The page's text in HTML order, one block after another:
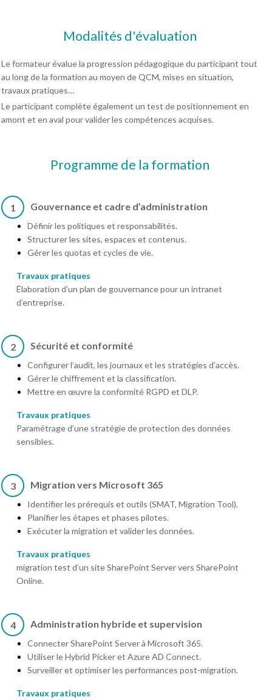
Modalités d'évaluation
Le formateur évalue la progression pédagogique du participant tout
au long de la formation au moyen de QCM, mises en situation,
travaux pratiques…
Le participant complète également un test de positionnement en
amont et en aval pour valider les compétences acquises.
Programme de la formation
1 Gouvernance et cadre d’administration
Définir les politiques et responsabilités.
Structurer les sites, espaces et contenus.
Gérer les quotas et cycles de vie.
Travaux pratiques
Élaboration d’un plan de gouvernance pour un intranet
d’entreprise.
2 Sécurité et conformité
Configurer l’audit, les journaux et les stratégies d’accès.
Gérer le chiffrement et la classification.
Mettre en œuvre la conformité RGPD et DLP.
Travaux pratiques
Paramétrage d’une stratégie de protection des données
sensibles.
3 Migration vers Microsoft 365
Identifier les prérequis et outils (SMAT, Migration Tool).
Planifier les étapes et phases pilotes.
Exécuter la migration et valider les données.
Travaux pratiques
migration test d’un site SharePoint Server vers SharePoint
Online.
4 Administration hybride et supervision
Connecter SharePoint Server à Microsoft 365.
Utiliser le Hybrid Picker et Azure AD Connect.
Surveiller et optimiser les performances post-migration.
Travaux pratiques